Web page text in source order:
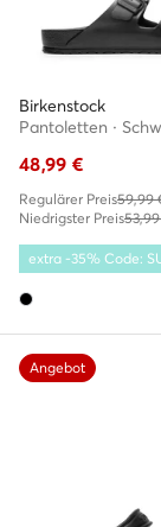
Birkenstock
Pantoletten ·
48,99 €
Regulärer Preis59,99
Niedrigster Preis
extra -35% Code:
Angebot